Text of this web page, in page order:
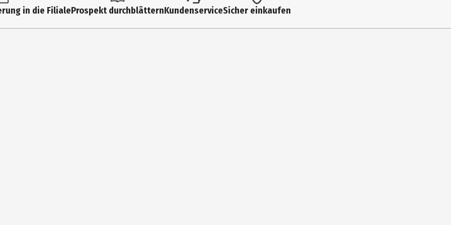
in die FilialeProspekt durchblätternKundenserviceSicher einkaufen